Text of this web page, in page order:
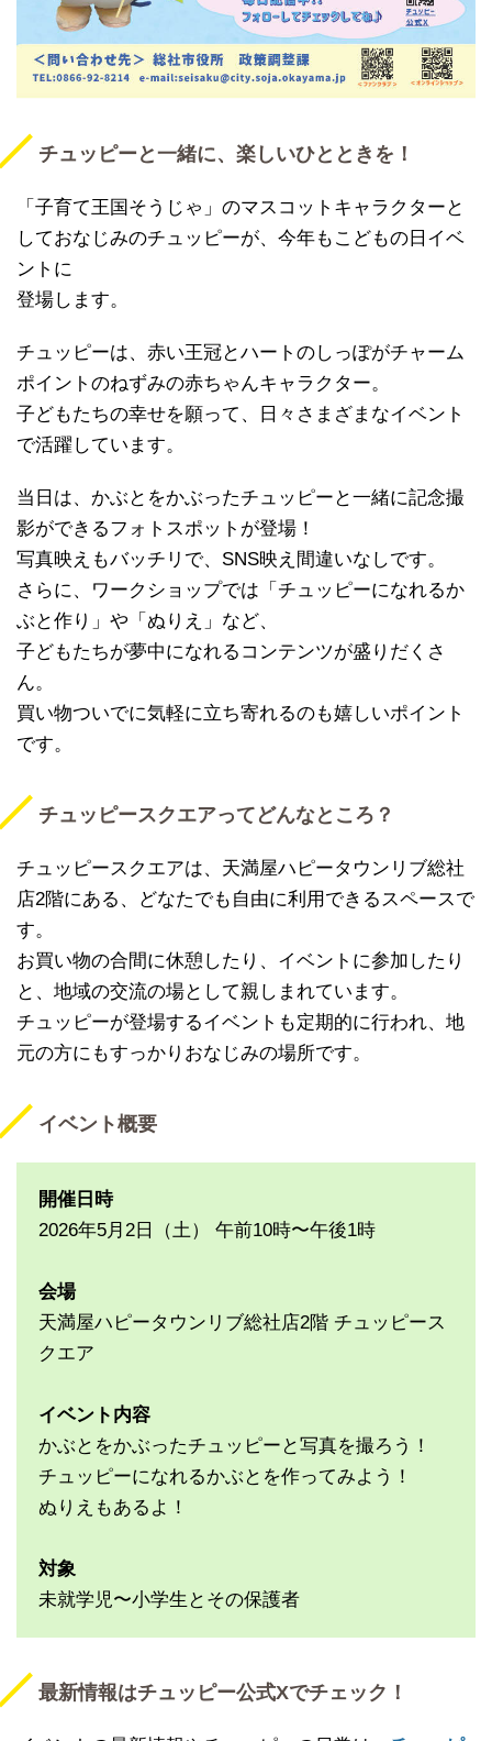
チュッピーと一緒に、楽しいひとときを！
「子育て王国そうじゃ」のマスコットキャラクターと
しておなじみのチュッピーが、今年もこどもの日イベ
ントに
登場します。
チュッピーは、赤い王冠とハートのしっぽがチャーム
ポイントのねずみの赤ちゃんキャラクター。
子どもたちの幸せを願って、日々さまざまなイベント
で活躍しています。
当日は、かぶとをかぶったチュッピーと一緒に記念撮
影ができるフォトスポットが登場！
写真映えもバッチリで、SNS映え間違いなしです。
さらに、ワークショップでは「チュッピーになれるか
ぶと作り」や「ぬりえ」など、
子どもたちが夢中になれるコンテンツが盛りだくさ
ん。
買い物ついでに気軽に立ち寄れるのも嬉しいポイント
です。
チュッピースクエアってどんなところ？
チュッピースクエアは、天満屋ハピータウンリブ総社
店2階にある、どなたでも自由に利用できるスペースで
す。
お買い物の合間に休憩したり、イベントに参加したり
と、地域の交流の場として親しまれています。
チュッピーが登場するイベントも定期的に行われ、地
元の方にもすっかりおなじみの場所です。
イベント概要
開催日時
2026年5月2日（土） 午前10時〜午後1時
会場
天満屋ハピータウンリブ総社店2階 チュッピース
クエア
イベント内容
かぶとをかぶったチュッピーと写真を撮ろう！
チュッピーになれるかぶとを作ってみよう！
ぬりえもあるよ！
対象
未就学児〜小学生とその保護者
最新情報はチュッピー公式Xでチェック！